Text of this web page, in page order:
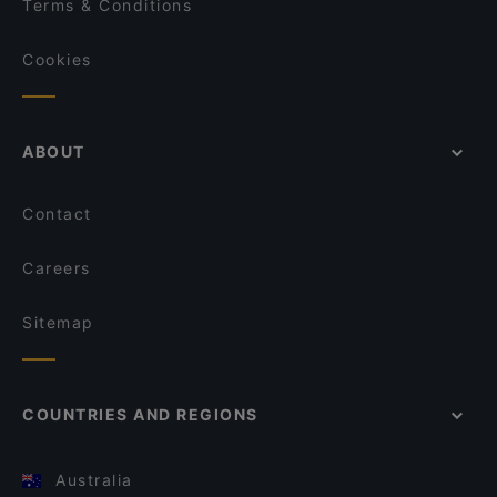
Terms & Conditions
Cookies
ABOUT
Contact
Careers
Sitemap
COUNTRIES AND REGIONS
Australia